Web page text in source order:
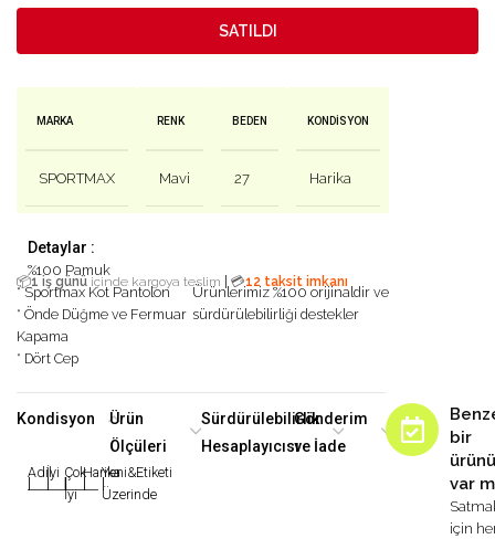
SATILDI
MARKA
SPORTMAX
RENK
Mavi
BEDEN
27
KONDISYON
Harika
Detaylar :
%100 Pamuk
📦1 iş günü içinde kargoya teslim 💳12 taksit imkanı
* Sportmax Kot Pantolon
* Önde Düğme ve Fermuar
Kapama
* Dört Cep
Ürünlerimiz %100 orijinaldir ve
sürdürülebilirliği destekler
Kondisyon
Adilİyi
|
Çok
İyi
Harika
|
Yeni&Etiketi
Üzerinde
Ürün
Ölçüleri
Sürdürülebilirlik
Hesaplayıcısı
Gönderim
ve İade
bir
var
için